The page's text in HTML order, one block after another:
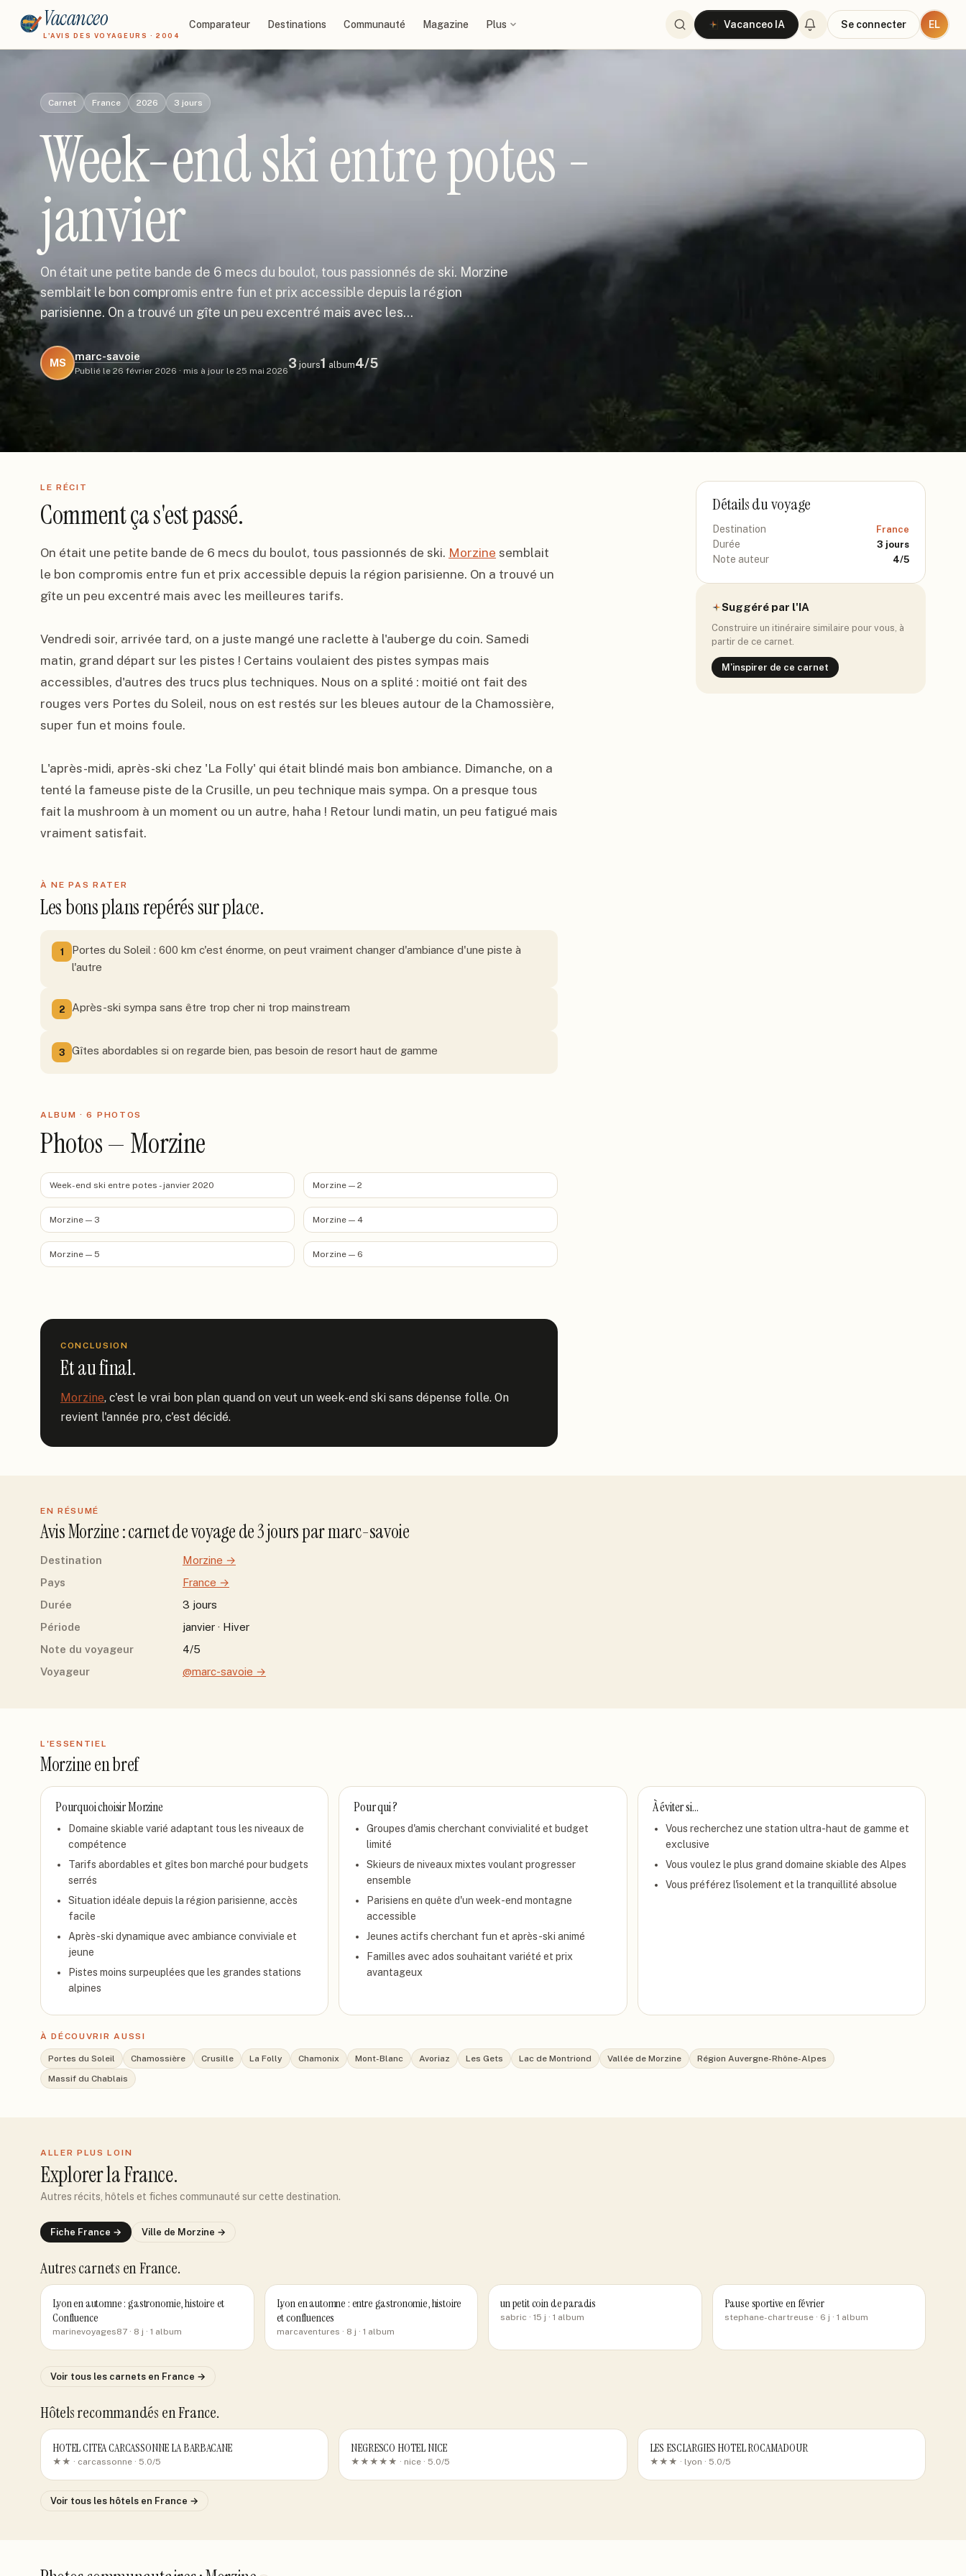
Vacanceo
L'AVIS DES VOYAGEURS · 2004
Comparateur Destinations Communauté Magazine Plus Vacanceo IA Se connecter EL
Carnet France 2026 3 jours
Week-end ski entre potes -
janvier
On était une petite bande de 6 mecs du boulot, tous passionnés de ski. Morzine
semblait le bon compromis entre fun et prix accessible depuis la région
parisienne. On a trouvé un gîte un peu excentré mais avec les…
MS
marc-savoie
Publié le 26 février 2026 · mis à jour le 25 mai 2026
3 jours1 album4/5
LE RÉCIT
Comment ça s'est passé.
On était une petite bande de 6 mecs du boulot, tous passionnés de ski. Morzine semblait
le bon compromis entre fun et prix accessible depuis la région parisienne. On a trouvé un
gîte un peu excentré mais avec les meilleures tarifs.
Vendredi soir, arrivée tard, on a juste mangé une raclette à l'auberge du coin. Samedi
matin, grand départ sur les pistes ! Certains voulaient des pistes sympas mais
accessibles, d'autres des trucs plus techniques. Nous on a splité : moitié ont fait des
rouges vers Portes du Soleil, nous on est restés sur les bleues autour de la Chamossière,
super fun et moins foule.
L'après-midi, après-ski chez 'La Folly' qui était blindé mais bon ambiance. Dimanche, on a
tenté la fameuse piste de la Crusille, un peu technique mais sympa. On a presque tous
fait la mushroom à un moment ou un autre, haha ! Retour lundi matin, un peu fatigué mais
vraiment satisfait.
À NE PAS RATER
Les bons plans repérés sur place.
1
Portes du Soleil : 600 km c'est énorme, on peut vraiment changer d'ambiance d'une piste à
l'autre
2 Après-ski sympa sans être trop cher ni trop mainstream
3 Gîtes abordables si on regarde bien, pas besoin de resort haut de gamme
ALBUM ·6 PHOTOS
Photos — Morzine
Week-end ski entre potes - janvier 2020 Morzine — 2
Morzine — 3 Morzine — 4
Morzine — 5 Morzine — 6
CONCLUSION
Et au final.
Morzine, c'est le vrai bon plan quand on veut un week-end ski sans dépense folle. On
revient l'année pro, c'est décidé.
Détails du voyage
Destination France
Durée 3 jours
Note auteur 4/5
Suggéré par l'IA
Construire un itinéraire similaire pour vous, à
partir de ce carnet.
M'inspirer de ce carnet
EN RÉSUMÉ
AvisMorzine: carnet de voyage de3joursparmarc-savoie
Destination Morzine →
Pays
France →
Durée
3 jours
Période
janvier · Hiver
Note du voyageur
4/5
Voyageur
@marc-savoie →
L'ESSENTIEL
Morzineen bref
Pourquoi choisirMorzine
Domaine skiable varié adaptant tous les niveaux de
compétence
Tarifs abordables et gîtes bon marché pour budgets
serrés
Situation idéale depuis la région parisienne, accès
facile
Après-ski dynamique avec ambiance conviviale et
jeune
Pistes moins surpeuplées que les grandes stations
alpines
Pour qui ?
Groupes d'amis cherchant convivialité et budget
limité
Skieurs de niveaux mixtes voulant progresser
ensemble
Parisiens en quête d'un week-end montagne
accessible
Jeunes actifs cherchant fun et après-ski animé
Familles avec ados souhaitant variété et prix
avantageux
À éviter si…
Vous recherchez une station ultra-haut de gamme et
exclusive
Vous voulez le plus grand domaine skiable des Alpes
Vous préférez l'isolement et la tranquillité absolue
À DÉCOUVRIR AUSSI
Portes du Soleil Chamossière Crusille La Folly Chamonix Mont-Blanc Avoriaz Les Gets Lac de Montriond Vallée de Morzine
Région Auvergne-Rhône-Alpes
Massif du Chablais
ALLER PLUS LOIN
Explorerla France.
Autres récits, hôtels et fiches communauté sur cette destination.
Fiche France → Ville de Morzine →
Autres carnets en France.
Lyon en automne : gastronomie, histoire et
Confluence
marinevoyages87 · 8 j · 1 album
Lyon en automne : entre gastronomie, histoire
et confluences
marcaventures · 8 j · 1 album
un petit coin de paradis
sabric · 15 j · 1 album
Pause sportive en février
stephane-chartreuse· 6 j · 1 album
Voir tous les carnets en France →
Hôtels recommandés en France.
HOTEL CITEA CARCASSONNE LA BARBACANE
★★ · carcassonne · 5.0/5
NEGRESCO HOTEL NICE
★★★★★ · nice · 5.0/5
LES ESCLARGIES HOTEL ROCAMADOUR
★★★ · lyon · 5.0/5
Voir tous les hôtels en France →